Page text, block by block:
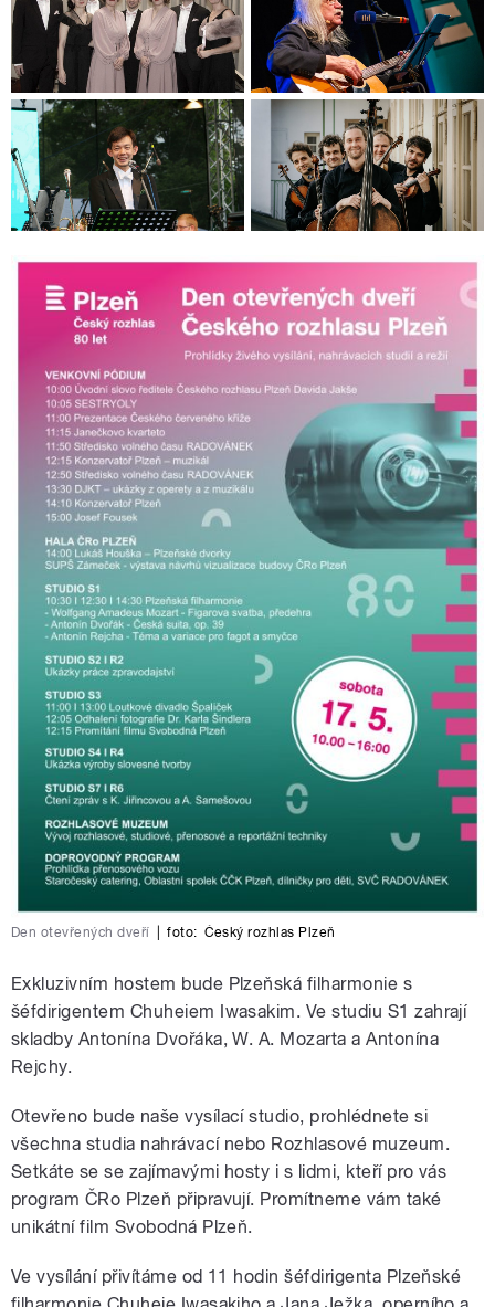
Den otevřených dveří foto: Český rozhlas Plzeň
Exkluzivním hostem bude Plzeňská filharmonie s
šéfdirigentem Chuheiem Iwasakim. Ve studiu S1 zahrají
skladby Antonína Dvořáka, W. A. Mozarta a Antonína
Rejchy.
Otevřeno bude naše vysílací studio, prohlédnete si
všechna studia nahrávací nebo Rozhlasové muzeum.
Setkáte se se zajímavými hosty i s lidmi, kteří pro vás
program ČRo Plzeň připravují. Promítneme vám také
unikátní film Svobodná Plzeň.
Ve vysílání přivítáme od 11 hodinšéfdirigenta Plzeňské